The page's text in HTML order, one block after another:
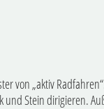
von „aktiv
Stein dirigieren.